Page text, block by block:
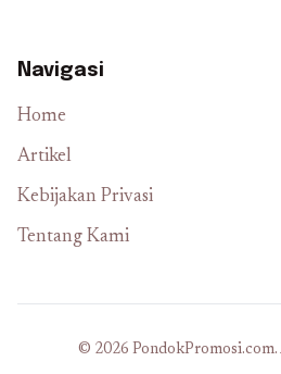
Navigasi
Home
Artikel
Kebijakan Privasi
Tentang Kami
© 2026